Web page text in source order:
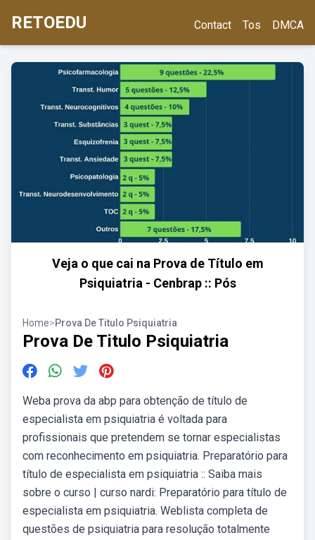
RETOEDU Contact Tos DMCA
Veja o que cai na Prova de Título em
Psiquiatria - Cenbrap :: Pós
Home>Prova De Titulo Psiquiatria
Prova De Titulo Psiquiatria
Weba prova da abp para obtenção de título de
especialista em psiquiatria é voltada para
profissionais que pretendem se tornar especialistas
com reconhecimento em psiquiatria. Preparatório para
título de especialista em psiquiatria :: Saiba mais
sobre o curso | curso nardi: Preparatório para título de
especialista em psiquiatria. Weblista completa de
questões de psiquiatria para resolução totalmente